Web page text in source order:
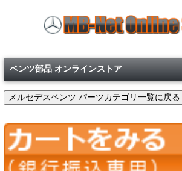
ベンツ部品 オンラインストア